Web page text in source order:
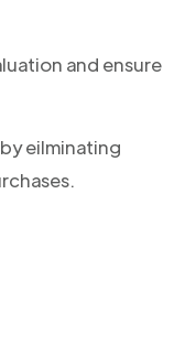
and ensure
eilminating